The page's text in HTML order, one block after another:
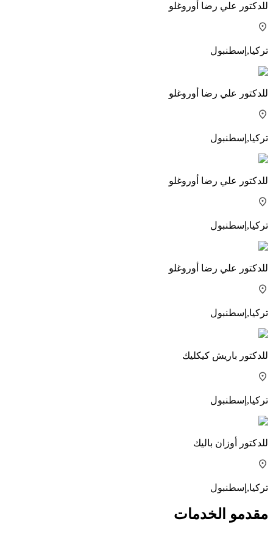
للدكتور علي رضا أوروغلو
تركيا, إسطنبول
للدكتور علي رضا أوروغلو
تركيا, إسطنبول
للدكتور علي رضا أوروغلو
تركيا, إسطنبول
للدكتور علي رضا أوروغلو
تركيا, إسطنبول
للدكتور باريش كيكليك
تركيا, إسطنبول
للدكتور أوزان باليك
تركيا, إسطنبول
مقدمو الخدمات